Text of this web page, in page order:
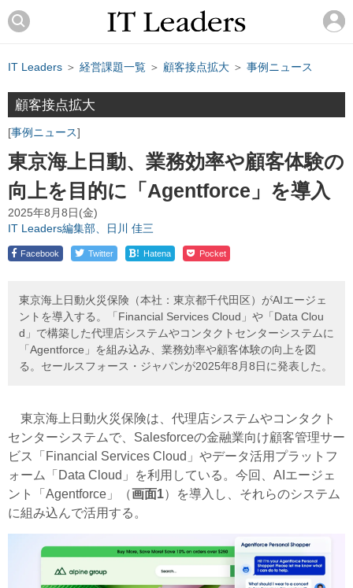
IT Leaders ＞ 経営課題一覧 ＞ 顧客接点拡大 ＞ 事例ニュース
顧客接点拡大
事例ニュース
東京海上日動、業務効率や顧客体験の
向上を目的に「Agentforce」を導入
2025年8月8日(金)
IT Leaders編集部、日川 佳三
Facebook Twitter ! Hatena Pocket
東京海上日動火災保険（本社：東京都千代田区）がAIエージェ
ントを導入する。「Financial Services Cloud」や「Data Clou
d」で構築した代理店システムやコンタクトセンターシステムに
「Agentforce」を組み込み、業務効率や顧客体験の向上を図
る。セールスフォース・ジャパンが2025年8月8日に発表した。
東京海上日動火災保険は、代理店システムやコンタクト
センターシステムで、Salesforceの金融業向け顧客管理サー
ビス「Financial Services Cloud」やデータ活用プラットフ
ォーム「Data Cloud」を利用している。今回、AIエージェ
ント「Agentforce」（画面1）を導入し、それらのシステム
に組み込んで活用する。